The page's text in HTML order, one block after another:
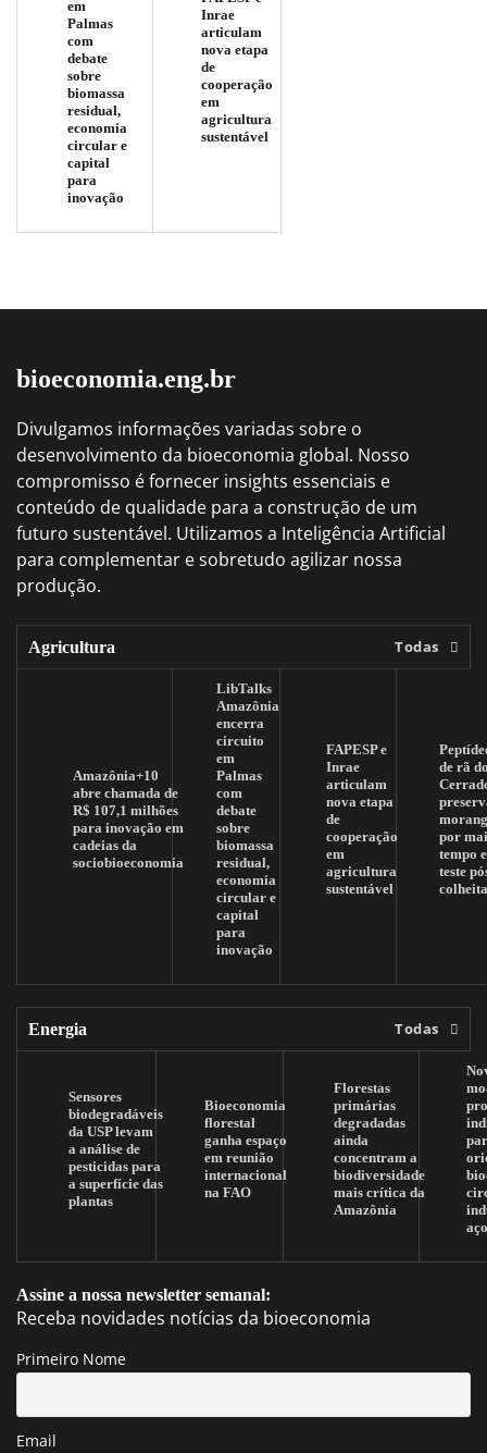
em
Palmas
com
debate
sobre
biomassa
residual,
economia
circular e
capital
para
inovação
Inrae
articulam
nova etapa
de
cooperação
em
agricultura
sustentável
bioeconomia.eng.br
Divulgamos informações variadas sobre o
desenvolvimento da bioeconomia global. Nosso
compromisso é fornecer insights essenciais e
conteúdo de qualidade para a construção de um
futuro sustentável. Utilizamos a Inteligência Artificial
para complementar e sobretudo agilizar nossa
produção.
Agricultura Todas
Amazônia+10
abre chamada de
R$ 107,1 milhões
para inovação em
cadeias da
sociobioeconomia
LibTalks
Amazônia
encerra
circuito
em
Palmas
com
debate
sobre
biomassa
residual,
economia
circular e
capital
para
inovação
FAPESP e
Inrae
articulam
nova etapa
de
cooperação
em
agricultura
sustentável
de rã
por
tempo
teste
Energia Todas
Sensores
biodegradáveis
da USP levam
a análise de
pesticidas para
a superfície das
plantas
Bioeconomia
florestal
ganha espaço
em reunião
internacional
na FAO
Florestas
primárias
degradadas
ainda
concentram a
biodiversidade
mais crítica da
Amazônia
Assine a nossa newsletter semanal:
Receba novidades notícias da bioeconomia
Primeiro Nome
Email